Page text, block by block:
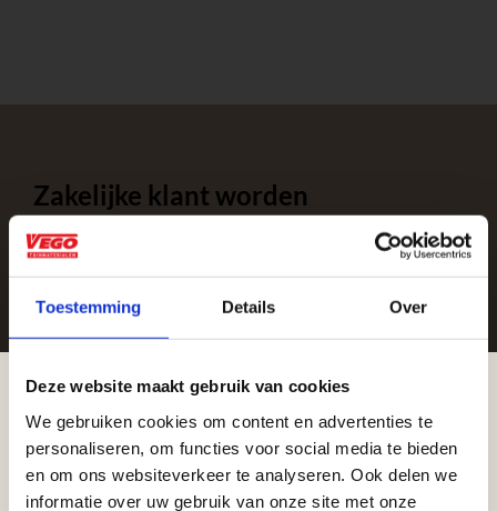
Toestemming Details Over
Deze website maakt gebruik van cookies
We gebruiken cookies om content en advertenties te
personaliseren, om functies voor social media te bieden
en om ons websiteverkeer te analyseren. Ook delen we
informatie over uw gebruik van onze site met onze
Zakelijke klant worden
Vego Tuinmaterialen is de meest geschikte partner
voor zakelijke klanten op zoek naar tuin- en
tuinmaterialen bieden wij een breed assortiment
zakelijke mogelijkheden.
Aangepaste openingstijden tijdens de
vakantieperiode